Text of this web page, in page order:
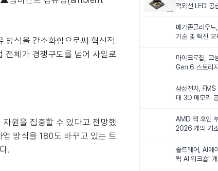
방식을 간소화함으로써 혁신적
전체가 경쟁구도를 넘어 사일로
원을 집중할 수 있다고 전망했
방식을 180도 바꾸고 있는 트
.
적외선 LED 공
메가존클라우드
기술 및 혁신
마이크로칩, 고
Gen 6 스토리
삼성전자,
대 3D 메모리
AMD 잭 후인
2026 개막 기
솔트웨어, AI에
퀵 AI 워크숍’